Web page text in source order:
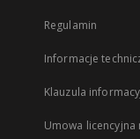
Regulamin
Informacje
Klauzula
Umowa licencyjna